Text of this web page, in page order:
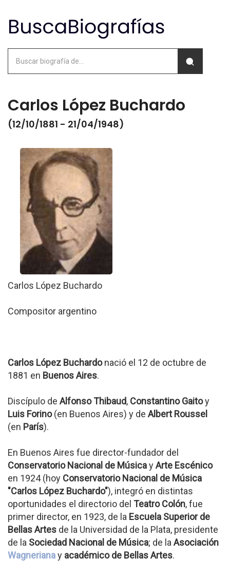
Carlos López Buchardo
(12/10/1881 - 21/04/1948)
Carlos López Buchardo
Compositor argentino
Carlos López Buchardonació el 12 de octubre de
1881 en Buenos Aires.
Discípulo de Alfonso Thibaud, Constantino Gaitoy
Luis Forino(en Buenos Aires) y de Albert Roussel
(en París).
En Buenos Aires fue director-fundador del
Conservatorio Nacional de MúsicayArte Escénico
en 1924 (hoy Conservatorio Nacional de Música
"Carlos López Buchardo"), integró en distintas
oportunidades el directorio del Teatro Colón, fue
primer director, en 1923, de la Escuela Superior de
Bellas Artes de la Universidad de la Plata, presidente
de la Sociedad Nacional de Música; de la Asociación
Wagnerianay académico de Bellas Artes.